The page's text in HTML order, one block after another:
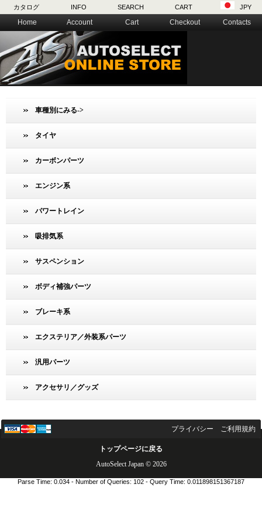
カタログ INFO SEARCH CART JPY
Home Account Cart Checkout Contacts
車種別にみる->
タイヤ
カーボンパーツ
エンジン系
パワートレイン
吸排気系
サスペンション
ボディ補強パーツ
ブレーキ系
エクステリア／外装系パーツ
汎用パーツ
アクセサリ／グッズ
プライバシー ご利用規約
トップページに戻る
AutoSelect Japan © 2026
Parse Time: 0.034 - Number of Queries: 102 - Query Time: 0.011898151367187